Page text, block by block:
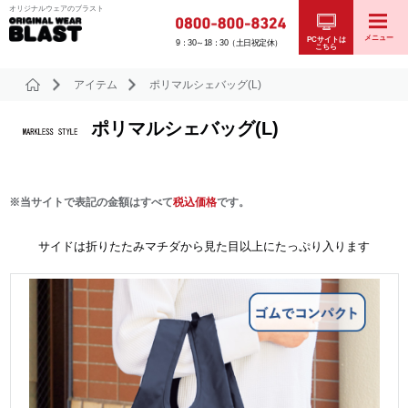
オリジナルウェアのブラスト
9：30～18：30（土日祝定休）
PCサイトは
こちら
メニュー
アイテム ポリマルシェバッグ(L)
ポリマルシェバッグ(L)
※当サイトで表記の金額はすべて税込価格です。
サイドは折りたたみマチダから見た目以上にたっぷり入ります